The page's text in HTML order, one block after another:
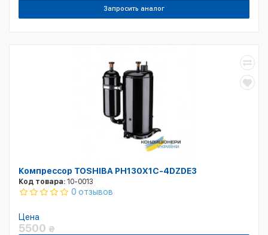
Запросить аналог
Компрессор TOSHIBA PH130X1C-4DZDE3
Код товара: 10-0013
0 отзывов
Цена
5500 ₴